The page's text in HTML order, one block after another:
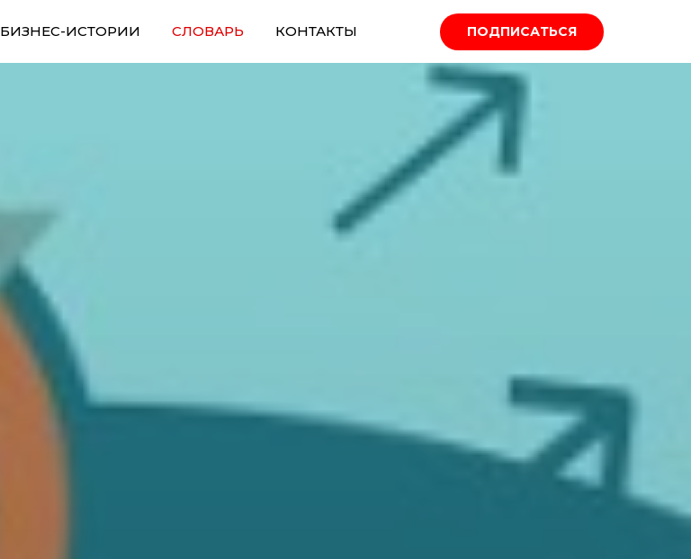
БИЗНЕС-ИСТОРИИ СЛОВАРЬ КОНТАКТЫ ПОДПИСАТЬСЯ